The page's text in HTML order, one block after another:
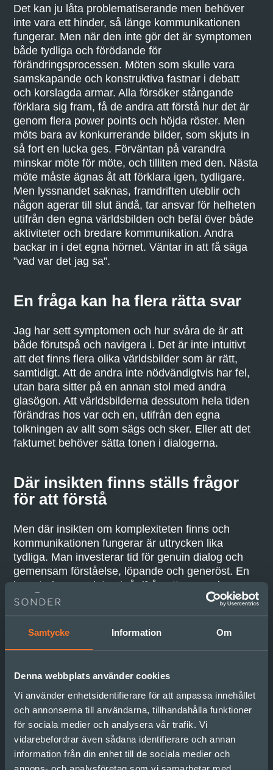
Samtycke Information Om
Denna webbplats använder cookies
Vi använder enhetsidentifierare för att anpassa innehållet
och annonserna till användarna, tillhandahålla funktioner
för sociala medier och analysera vår trafik. Vi
vidarebefordrar även sådana identifierare och annan
information från din enhet till de sociala medier och
Det kan ju låta problematiserande men behöver
inte vara ett hinder, så länge kommunikationen
fungerar. Men när den inte gör det är symptomen
både tydliga och förödande för
förändringsprocessen. Möten som skulle vara
samskapande och konstruktiva fastnar i debatt
och korslagda armar. Alla försöker stångande
förklara sig fram, få de andra att förstå hur det är
genom flera power points och höjda röster. Men
möts bara av konkurrerande bilder, som skjuts in
så fort en lucka ges. Förväntan på varandra
minskar möte för möte, och tilliten med den. Nästa
möte måste ägnas åt att förklara igen, tydligare.
Men lyssnandet saknas, framdriften uteblir och
någon agerar till slut ändå, tar ansvar för helheten
utifrån den egna världsbilden och befäl över både
aktiviteter och bredare kommunikation. Andra
backar in i det egna hörnet. Väntar in att få säga
”vad var det jag sa”.
En fråga kan ha flera rätta svar
Jag har sett symptomen och hur svåra de är att
både förutspå och navigera i. Det är inte intuitivt
att det finns flera olika världsbilder som är rätt,
samtidigt. Att de andra inte nödvändigtvis har fel,
utan bara sitter på en annan stol med andra
glasögon. Att världsbilderna dessutom hela tiden
förändras hos var och en, utifrån den egna
tolkningen av allt som sägs och sker. Eller att det
faktumet behöver sätta tonen i dialogerna.
Där insikten finns ställs frågor
för att förstå
Men där insikten om komplexiteten finns och
kommunikationen fungerar är uttrycken lika
tydliga. Man investerar tid för genuin dialog och
gemensam förståelse, löpande och generöst. En
investering som inte utgår ifrån att svaren kommer
att vara enkla, eller blir tydliga så fort allas fakta
kommer på samma bord. Och när dialogen förs så
är den lyhörd. Alla försöker verkligen lyssna, öppet
och nyfiket. Frågor ställs för att förstå, inte för att
delat facit, men i alla fall en gemensam förståelse
både för varandras perspektiv och vad de betyder
för förändringsprocessen. Och i nästa möte kan
man jobba sig vidare utifrån den.
PS: Jag inser nu att jag skriver ”där insikten finns”,
ett uttryck för mitt eget facit. Kanske skulle jag
lägga in brasklappen ”där min egen världsbild